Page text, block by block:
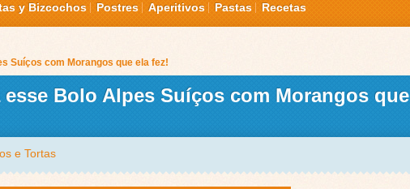
y Bizcochos Postres Aperitivos Pastas Recetas
Suíços com Morangos que ela fez!
Bolo Alpes Suíços com Morangos que
e Tortas